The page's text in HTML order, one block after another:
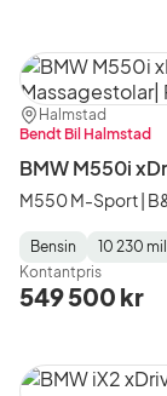
Plats:
Halmstad
Återförsäljare:
Bendt Bil Halmstad
BMW M550i
M550 M-Sport |
Fuel
Type:
Bensin
Mätarställning:
10 230 mil
Model
Year:
Gearbox
Type:
Kontantpris
549 500 kr